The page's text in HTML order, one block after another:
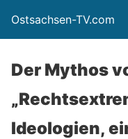
Ostsachsen-TV.com
Der Mythos
Ideologien,